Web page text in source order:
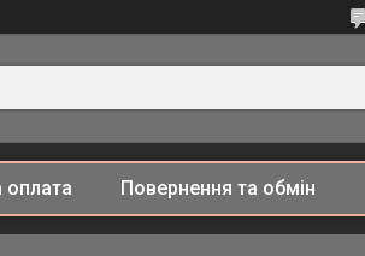
оплата Повернення та обмін